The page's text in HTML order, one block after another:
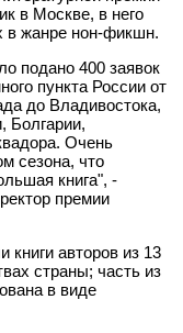
в Москве, в него
в жанре нон-фикшн.
подано 400 заявок
пункта России от
до Владивостока,
Болгарии,
Очень
сезона, что
книга", -
премии
авторов из 13
страны; часть из
в виде